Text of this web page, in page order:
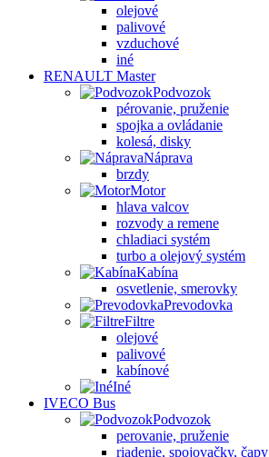
olejové
palivové
vzduchové
iné
RENAULT Master
Podvozok
pérovanie, pruženie
spojka a ovládanie
kolesá, disky
Náprava
brzdy
Motor
hlava valcov
rozvody a remene
chladiaci systém
turbo a olejový systém
Kabína
osvetlenie, smerovky
Prevodovka
Filtre
olejové
palivové
kabínové
Iné
IVECO Bus
Podvozok
perovanie, pruženie
riadenie, spojovačky, čapy